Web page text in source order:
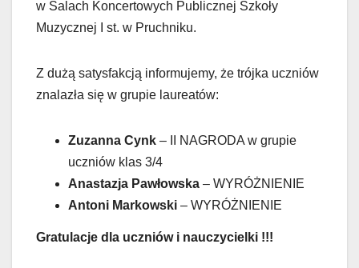
w Salach Koncertowych Publicznej Szkoły
Muzycznej I st. w Pruchniku.
Z dużą satysfakcją informujemy, że trójka uczniów
znalazła się w grupie laureatów:
Zuzanna Cynk – II NAGRODA w grupie
uczniów klas 3/4
Anastazja Pawłowska – WYRÓŻNIENIE
Antoni Markowski – WYRÓŻNIENIE
Gratulacje dla uczniów i nauczycielki !!!